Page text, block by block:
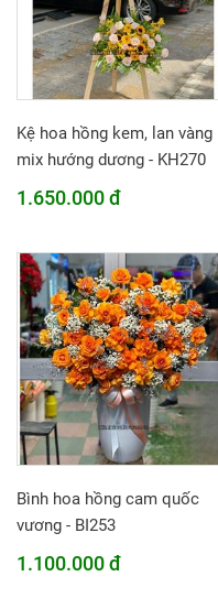
Kệ hoa hồng kem, lan vàng
mix hướng dương - KH270
1.650.000 đ
Bình hoa hồng cam quốc
vương - BI253
1.100.000 đ